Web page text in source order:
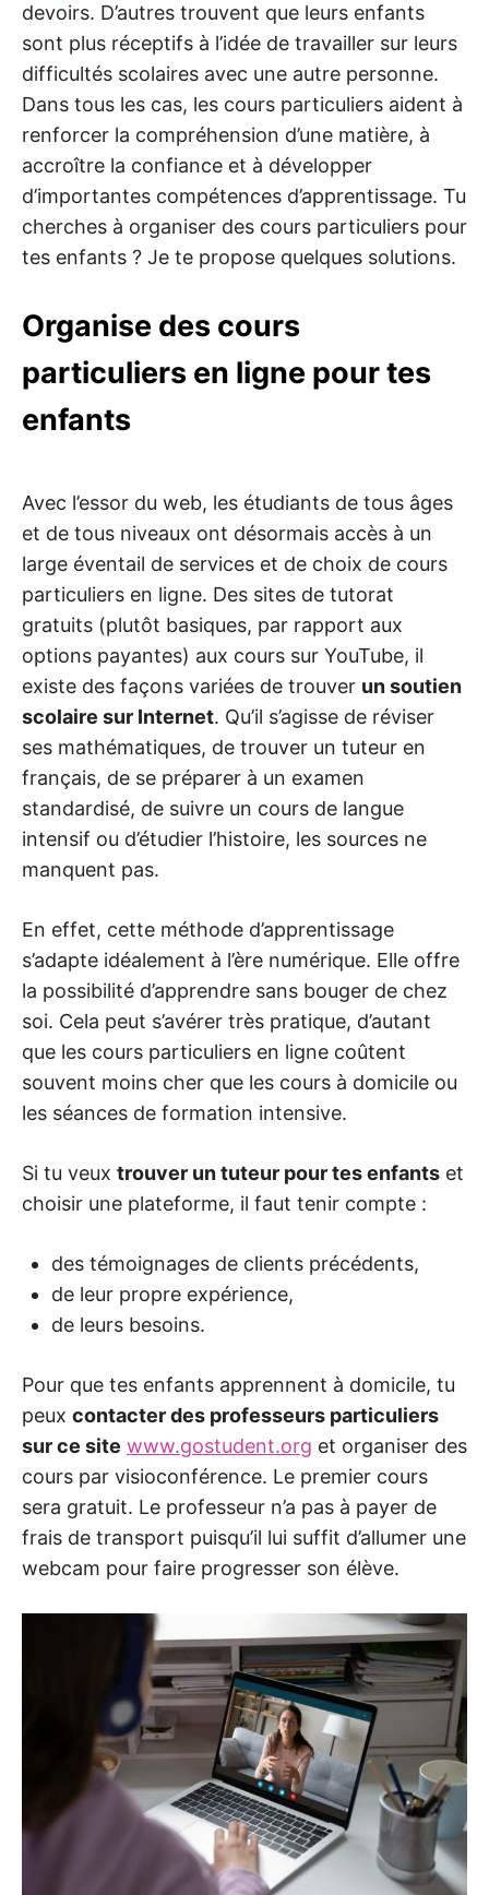
devoirs. D’autres trouvent que leurs enfants
sont plus réceptifs à l’idée de travailler sur leurs
difficultés scolaires avec une autre personne.
Dans tous les cas, les cours particuliers aident à
renforcer la compréhension d’une matière, à
accroître la confiance et à développer
d’importantes compétences d’apprentissage. Tu
cherches à organiser des cours particuliers pour
tes enfants ? Je te propose quelques solutions.
Organise des cours
particuliers en ligne pour tes
enfants
Avec l’essor du web, les étudiants de tous âges
et de tous niveaux ont désormais accès à un
large éventail de services et de choix de cours
particuliers en ligne. Des sites de tutorat
gratuits (plutôt basiques, par rapport aux
options payantes) aux cours sur YouTube, il
existe des façons variées de trouver un soutien
scolaire sur Internet. Qu’il s’agisse de réviser
ses mathématiques, de trouver un tuteur en
français, de se préparer à un examen
standardisé, de suivre un cours de langue
intensif ou d’étudier l’histoire, les sources ne
manquent pas.
En effet, cette méthode d’apprentissage
s’adapte idéalement à l’ère numérique. Elle offre
la possibilité d’apprendre sans bouger de chez
soi. Cela peut s’avérer très pratique, d’autant
que les cours particuliers en ligne coûtent
souvent moins cher que les cours à domicile ou
les séances de formation intensive.
Si tu veux trouver un tuteur pour tes enfants et
choisir une plateforme, il faut tenir compte :
des témoignages de clients précédents,
de leur propre expérience,
de leurs besoins.
Pour que tes enfants apprennent à domicile, tu
peux contacter des professeurs particuliers
sur ce site www.gostudent.org et organiser des
cours par visioconférence. Le premier cours
sera gratuit. Le professeur n’a pas à payer de
frais de transport puisqu’il lui suffit d’allumer une
webcam pour faire progresser son élève.